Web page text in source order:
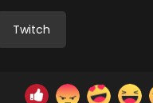
Twitch